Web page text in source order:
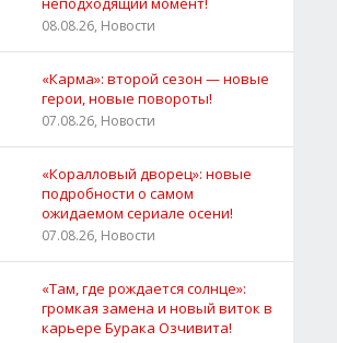
08.08.26, Новости
«Карма»: второй сезон — новые
герои, новые повороты!
07.08.26, Новости
«Коралловый дворец»: новые
подробности о самом
ожидаемом сериале осени!
07.08.26, Новости
«Там, где рождается солнце»:
громкая замена и новый виток в
карьере Бурака Озчивита!